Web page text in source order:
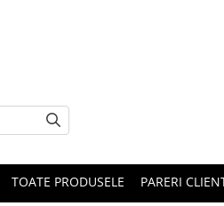
TOATE PRODUSELE PARERI